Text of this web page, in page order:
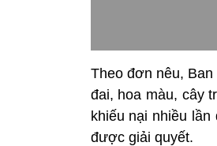
Theo đơn nêu,
đai, hoa màu, cây
khiếu nại nhiều
được giải quyết.